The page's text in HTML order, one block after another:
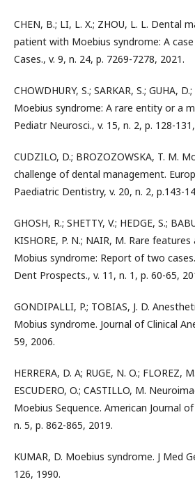
CHEN, B.; LI, L. X.; ZHOU, L. L. Dental
patient with Moebius syndrome: A case
Cases., v. 9, n. 24, p. 7269-7278, 2021.
CHOWDHURY, S.; SARKAR, S.; GUHA,
Moebius syndrome: A rare entity or a
Pediatr Neurosci., v. 15, n. 2, p. 128-
CUDZILO, D.; BROZOZOWSKA, T. M.
challenge of dental management.
Paediatric Dentistry, v. 20, n. 2, p.143-
GHOSH, R.; SHETTY, V.; HEDGE, S.;
KISHORE, P. N.; NAIR, M. Rare
Mobius syndrome: Report of two
Dent Prospects., v. 11, n. 1, p. 60-65,
GONDIPALLI, P.; TOBIAS, J. D.
Mobius syndrome. Journal of Clinical
59, 2006.
HERRERA, D. A; RUGE, N. O.; FLOREZ,
ESCUDERO, O.; CASTILLO, M.
Moebius Sequence. American Journal
n. 5, p. 862-865, 2019.
KUMAR, D. Moebius syndrome. J Med
126, 1990.